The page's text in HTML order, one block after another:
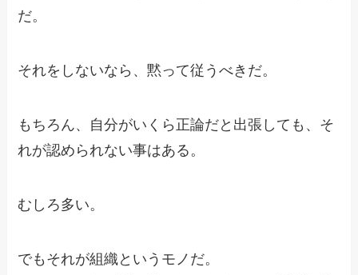
だ。
それをしないなら、黙って従うべきだ。
もちろん、自分がいくら正論だと出張しても、そ
れが認められない事はある。
むしろ多い。
でもそれが組織というモノだ。